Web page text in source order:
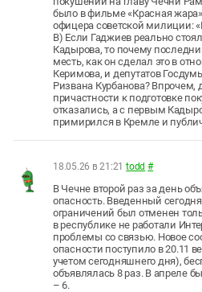
было в фильме «Красная
офицера советской милиции:
В) Если Гаджиев реально
Кадырова, то почему
месть, как он сделал это в
Керимова, и депутатов
Ризвана Курбанова? Впрочем,
причастности к подготовке
отказались, а с первым
примирился в Кремле и
18.05.26 в 21:21 todd #
В Чечне второй раз за день
опасность. Введенный
ограничений был отменен
в республике не работали
проблемы со связью. Новое
опасности поступило в 20.11
учетом сегодняшнего дня),
объявлялась 8 раз. В апреле
– 6.